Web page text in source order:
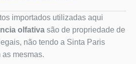
importados utilizadas aqui
olfativa são de propriedade de
não tendo a Sinta Paris
mesmas.